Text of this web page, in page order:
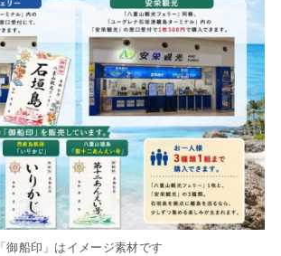
「御船印」はイメージ素材です